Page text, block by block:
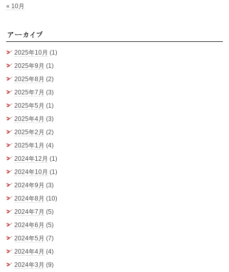
« 10月
2025年10月 (1)
2025年9月 (1)
2025年8月 (2)
2025年7月 (3)
2025年5月 (1)
2025年4月 (3)
2025年2月 (2)
2025年1月 (4)
2024年12月 (1)
2024年10月 (1)
2024年9月 (3)
2024年8月 (10)
2024年7月 (5)
2024年6月 (5)
2024年5月 (7)
2024年4月 (4)
2024年3月 (9)